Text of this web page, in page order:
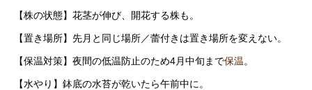
【株の状態】花茎が伸び、開花する株も。
【置き場所】先月と同じ場所／蕾付きは置き場所を変えない。
【保温対策】夜間の低温防止のため4月中旬まで保温。
【水やり】鉢底の水苔が乾いたら午前中に。